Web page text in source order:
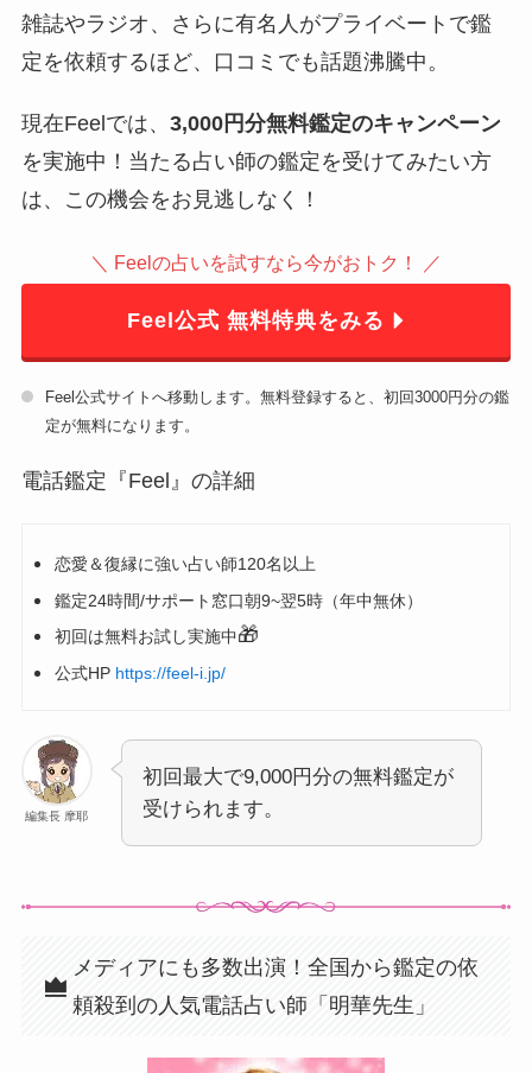
雑誌やラジオ、さらに有名人がプライベートで鑑
定を依頼するほど、口コミでも話題沸騰中。
現在Feelでは、 3,000円分無料鑑定のキャンペーン
を実施中！当たる占い師の鑑定を受けてみたい方
は、この機会をお見逃しなく！
＼ Feelの占いを試すなら今がおトク！ ／
Feel公式 無料特典をみる
Feel公式サイトへ移動します。無料登録すると、初回3000円分の鑑
定が無料になります。
電話鑑定『Feel』の詳細
恋愛＆復縁に強い占い師120名以上
鑑定24時間/サポート窓口朝9~翌5時（年中無休）
初回は無料お試し実施中🎁
公式HP https://feel-i.jp/
編集長 摩耶
初回最大で9,000円分の無料鑑定が
受けられます。
メディアにも多数出演！全国から鑑定の依
頼殺到の人気電話占い師「明華先生」